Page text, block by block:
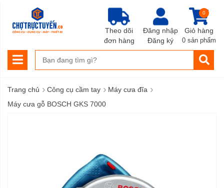
Đăng nhập
Đăng ký
Giỏ hàng
0
0 sản phẩm
Theo dõi
đơn hàng
Trang chủ › Công cụ cầm tay › Máy cưa đĩa ›
Máy cưa gỗ BOSCH GKS 7000